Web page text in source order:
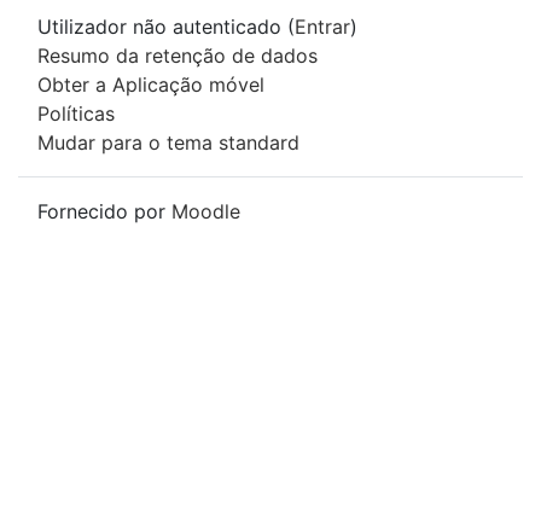
Utilizador não autenticado (Entrar)
Resumo da retenção de dados
Obter a Aplicação móvel
Políticas
Mudar para o tema standard
Fornecido por Moodle